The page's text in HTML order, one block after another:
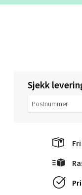
Sjekk
Ski -
Åpent i dag 10-